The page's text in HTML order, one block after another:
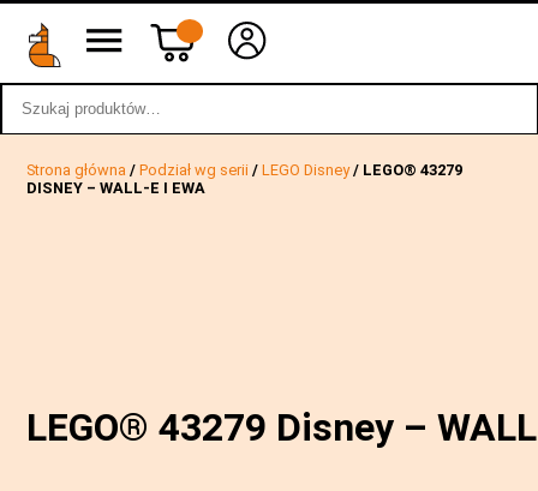
wstecz
Strona główna /Podział wg serii /LEGO Disney/ LEGO® 43279
DISNEY – WALL-E I EWA
LEGO® 43279 Disney –